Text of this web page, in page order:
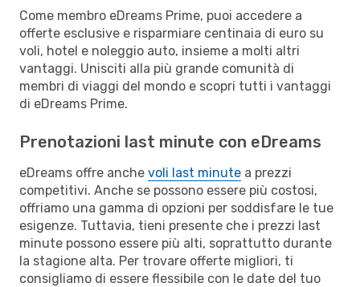
Come membro eDreams Prime, puoi accedere a
offerte esclusive e risparmiare centinaia di euro su
voli, hotel e noleggio auto, insieme a molti altri
vantaggi. Unisciti alla più grande comunità di
membri di viaggi del mondo e scopri tutti i vantaggi
di eDreams Prime.
Prenotazioni last minute con eDreams
eDreams offre anche voli last minute a prezzi
competitivi. Anche se possono essere più costosi,
offriamo una gamma di opzioni per soddisfare le tue
esigenze. Tuttavia, tieni presente che i prezzi last
minute possono essere più alti, soprattutto durante
la stagione alta. Per trovare offerte migliori, ti
consigliamo di essere flessibile con le date del tuo